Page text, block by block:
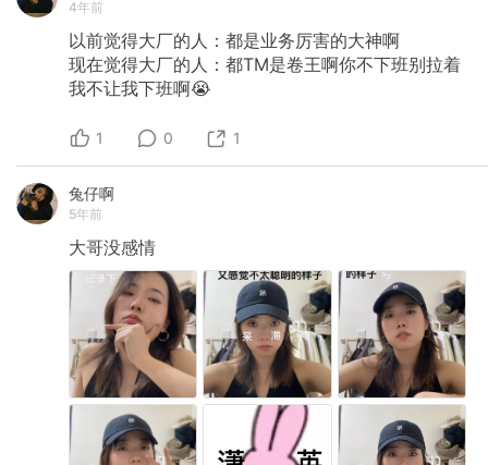
4年前
以前觉得大厂的人：都是业务厉害的大神啊
现在觉得大厂的人：都TM是卷王啊你不下班别拉着
我不让我下班啊😭
1 0 1
兔仔啊
5年前
大哥没感情